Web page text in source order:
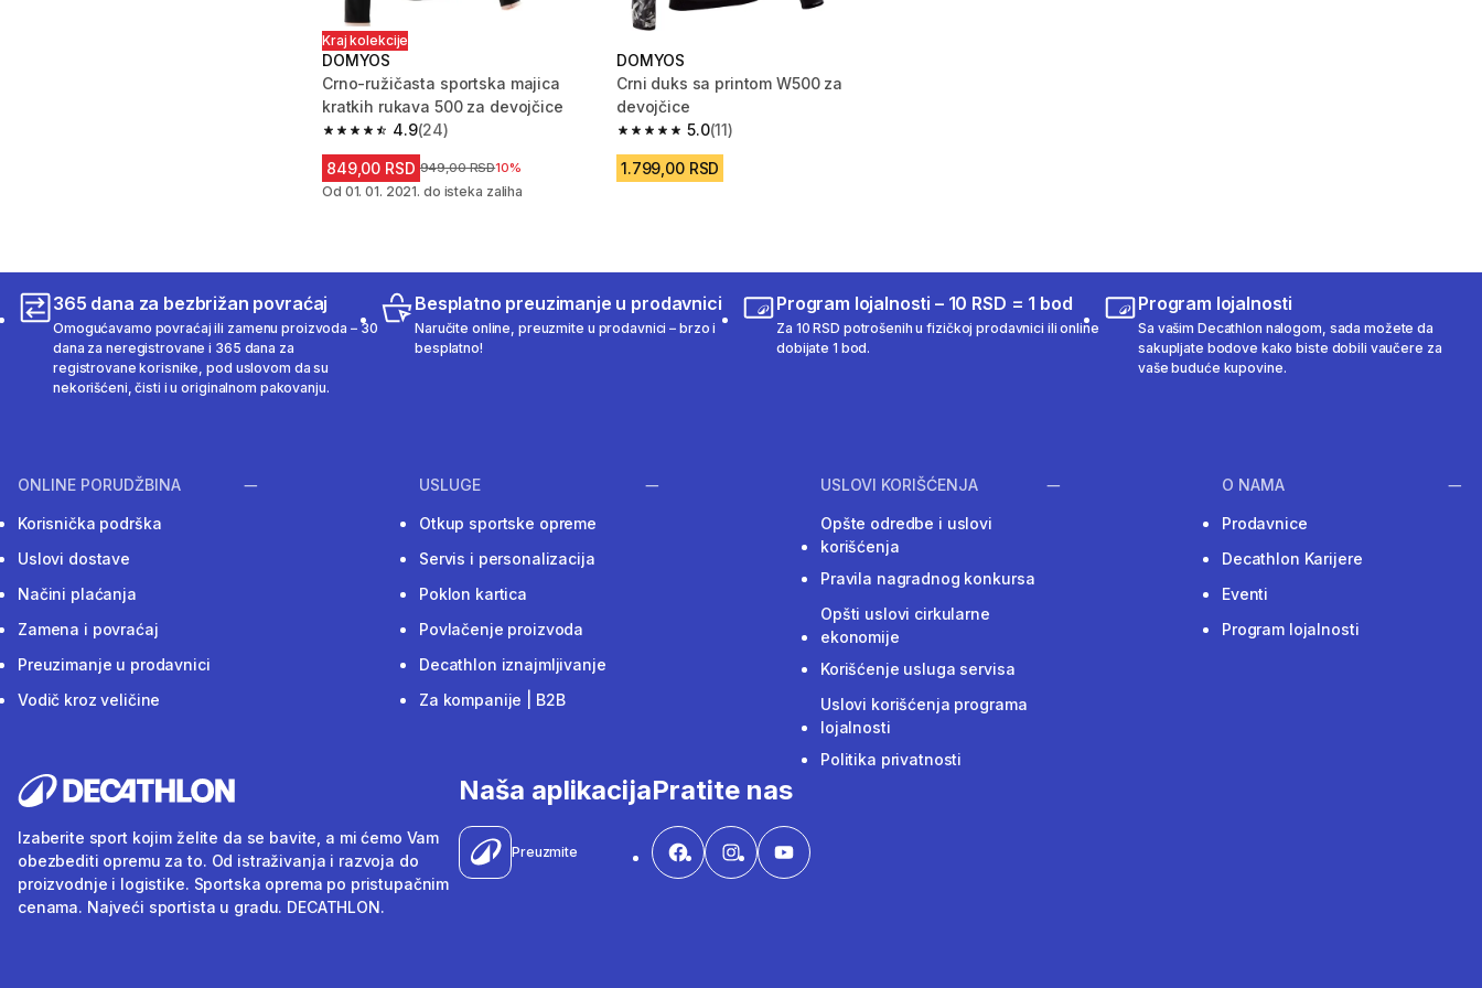
Kraj kolekcije
DOMYOS
Crno-ružičasta sportska majica
kratkih rukava 500 za devojčice
4.9
4.9 od 5 zvezdica from 24 Recenzije
(24)
849,00 RSD Cena pre sniženja
949,00 RSD10%
Od 01. 01. 2021. do isteka zaliha
DOMYOS
Crni duks sa printom W500 za
devojčice
5.0
5.0 od 5 zvezdica from 11 Recenzije
(11)
1.799,00 RSD
365 dana za bezbrižan povraćaj
Omogućavamo povraćaj ili zamenu proizvoda – 30
dana za neregistrovane i 365 dana za
registrovane korisnike, pod uslovom da su
nekorišćeni, čisti i u originalnom pakovanju.
Besplatno preuzimanje u prodavnici
Naručite online, preuzmite u prodavnici – brzo i
besplatno!
Program lojalnosti – 10 RSD = 1 bod
Za 10 RSD potrošenih u fizičkoj prodavnici ili online
dobijate 1 bod.
Program lojalnosti
Sa vašim Decathlon nalogom, sada možete da
sakupljate bodove kako biste dobili vaučere za
vaše buduće kupovine.
ONLINE PORUDŽBINA
Korisnička podrška
Uslovi dostave
Načini plaćanja
Zamena i povraćaj
Preuzimanje u prodavnici
Vodič kroz veličine
USLUGE
Otkup sportske opreme
Servis i personalizacija
Poklon kartica
Povlačenje proizvoda
Decathlon iznajmljivanje
Za kompanije | B2B
USLOVI KORIŠĆENJA
Opšte odredbe i uslovi
korišćenja
Pravila nagradnog konkursa
Opšti uslovi cirkularne
ekonomije
Korišćenje usluga servisa
Uslovi korišćenja programa
lojalnosti
Politika privatnosti
O NAMA
Prodavnice
Decathlon Karijere
Eventi
Program lojalnosti
Izaberite sport kojim želite da se bavite, a mi ćemo Vam
obezbediti opremu za to. Od istraživanja i razvoja do
proizvodnje i logistike. Sportska oprema po pristupačnim
cenama. Najveći sportista u gradu. DECATHLON.
Naša aplikacija
Preuzmite
Pratite nas